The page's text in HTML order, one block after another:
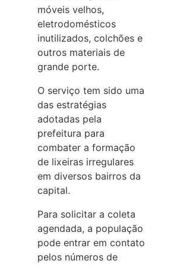
móveis velhos,
eletrodomésticos
inutilizados, colchões e
outros materiais de
grande porte.
O serviço tem sido uma
das estratégias
adotadas pela
prefeitura para
combater a formação
de lixeiras irregulares
em diversos bairros da
capital.
Para solicitar a coleta
agendada, a população
pode entrar em contato
pelos números de